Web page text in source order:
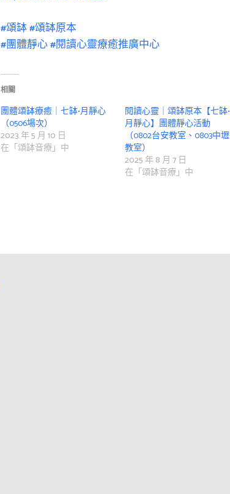
#頌缽#頌缽原本
#團體靜心#閱讀心靈療癒推廣中心
相關
團體頌缽療癒｜七缽•月靜心
（0506場次）
2023 年 5 月 10 日
在「頌缽音療」中
閱讀心靈｜頌缽原本【七缽•
月靜心】團體靜心活動
（0802台安教室、0803中壢
教室）
2025 年 8 月 7 日
在「頌缽音療」中